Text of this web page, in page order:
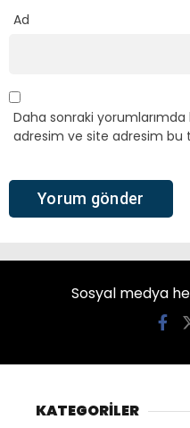
Ad
Daha sonraki yorumlarımda
adresim ve site adresim bu
Sosyal medya
KATEGORİLER